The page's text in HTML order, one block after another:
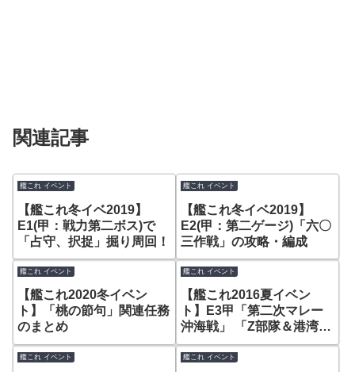
関連記事
艦これ イベント
【艦これ冬イベ2019】
E1(甲：戦力第二ボス)で
「占守、択捉」掘り周回！
艦これ イベント
【艦これ冬イベ2019】
E2(甲：第二ゲージ)「六〇
三作戦」の攻略・編成
艦これ イベント
【艦これ2020冬イベン
ト】「桃の節句」関連任務
のまとめ
艦これ イベント
【艦これ2016夏イベン
ト】E3甲「第二次マレー
沖海戦」 「Z部隊＆港湾夏
姫」を特効装備で撃滅！
艦これ イベント 艦これ イベント